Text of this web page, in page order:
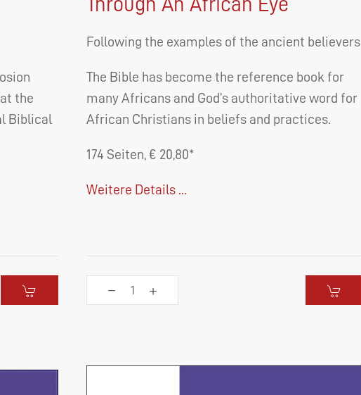
the
Biblical
Following the examples of the ancient believers
The Bible has become the reference book for
many Africans and God’s authoritative word for
African Christians in beliefs and practices.
174 Seiten, € 20,80*
Weitere Details ...